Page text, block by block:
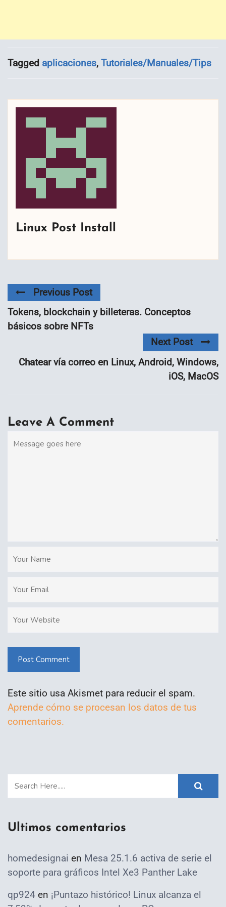
Tagged aplicaciones, Tutoriales/Manuales/Tips
Linux Post Install
Previous Post
Tokens, blockchain y billeteras. Conceptos
básicos sobre NFTs
Next Post
Chatear vía correo en Linux, Android, Windows,
iOS, MacOS
Leave A Comment
Post Comment
Este sitio usa Akismet para reducir el spam.
Aprende cómo se procesan los datos de tus
comentarios.
Ultimos comentarios
homedesignai en Mesa 25.1.6 activa de serie el
soporte para gráficos Intel Xe3 Panther Lake
qp924 en ¡Puntazo histórico! Linux alcanza el